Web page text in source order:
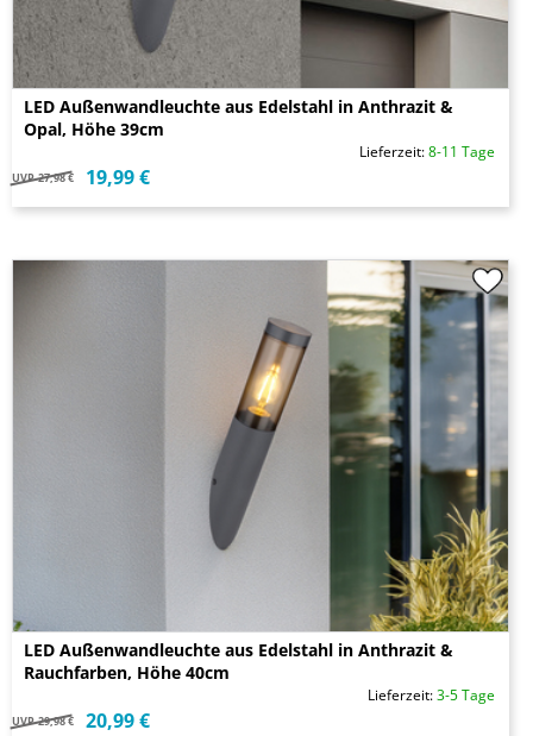
LED Außenwandleuchte aus Edelstahl in Anthrazit &
Opal, Höhe 39cm
Lieferzeit:8-11 Tage
UVP 27,98 € 19,99 €
LED Außenwandleuchte aus Edelstahl in Anthrazit &
Rauchfarben, Höhe 40cm
Lieferzeit:3-5 Tage
UVP 29,98 € 20,99 €